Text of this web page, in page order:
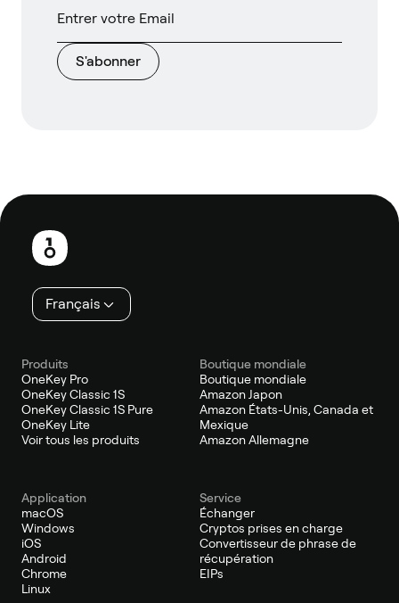
S'abonner
Pied
page
Français
Produits
OneKey Pro
OneKey Classic 1S
OneKey Classic 1S Pure
OneKey Lite
Voir tous les produits
Boutique mondiale
Boutique mondiale
Amazon Japon
Amazon États-Unis, Canada et
Mexique
Amazon Allemagne
Application
macOS
Windows
iOS
Android
Chrome
Linux
Service
Échanger
Cryptos prises en charge
Convertisseur de phrase de
récupération
EIPs